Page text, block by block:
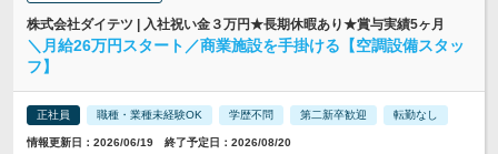
株式会社ダイテツ | 入社祝い金３万円★長期休暇あり★賞与実績5ヶ月
＼月給26万円スタート／商業施設を手掛ける【空調設備スタッ
フ】
正社員 職種・業種未経験OK 学歴不問 第二新卒歓迎 転勤なし
情報更新日：2026/06/19 終了予定日：2026/08/20